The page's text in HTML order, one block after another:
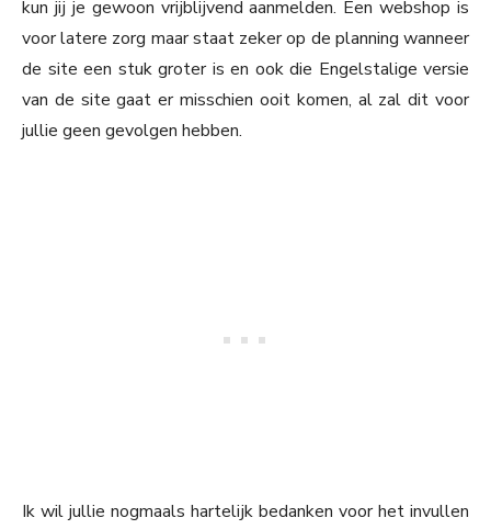
kun jij je gewoon vrijblijvend aanmelden. Een webshop is
voor latere zorg maar staat zeker op de planning wanneer
de site een stuk groter is en ook die Engelstalige versie
van de site gaat er misschien ooit komen, al zal dit voor
jullie geen gevolgen hebben.
Ik wil jullie nogmaals hartelijk bedanken voor het invullen